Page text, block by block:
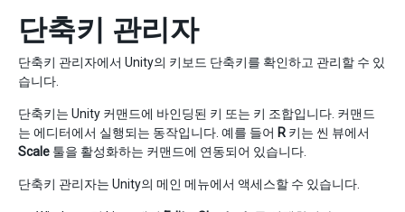
단축키 관리자
단축키 관리자에서 Unity의 키보드 단축키를 확인하고 관리할 수 있
습니다.
단축키는 Unity 커맨드에 바인딩된 키 또는 키 조합입니다. 커맨드
는 에디터에서 실행되는 동작입니다. 예를 들어 R 키는 씬 뷰에서
Scale 툴을 활성화하는 커맨드에 연동되어 있습니다.
단축키 관리자는 Unity의 메인 메뉴에서 액세스할 수 있습니다.